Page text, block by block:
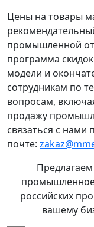
Цены на товары
промышленной
программа
модели и
сотрудникам по
вопросам,
продажу
связаться с нами
почте:
российских
вашему